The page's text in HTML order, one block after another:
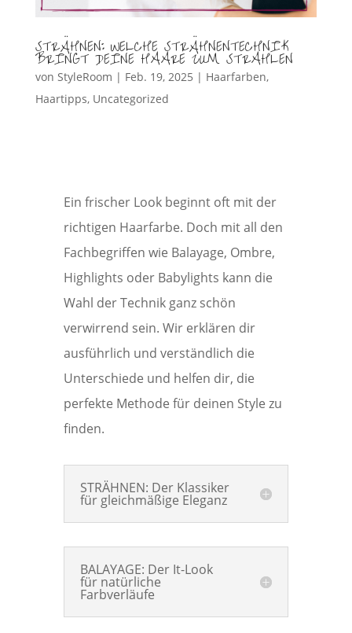
STRÄHNEN: WELCHE STRÄHNENTECHNIK
BRINGT DEINE HAARE ZUM STRAHLEN
von StyleRoom | Feb. 19, 2025 | Haarfarben,
Haartipps, Uncategorized
Ein frischer Look beginnt oft mit der
richtigen Haarfarbe. Doch mit all den
Fachbegriffen wie Balayage, Ombre,
Highlights oder Babylights kann die
Wahl der Technik ganz schön
verwirrend sein. Wir erklären dir
ausführlich und verständlich die
Unterschiede und helfen dir, die
perfekte Methode für deinen Style zu
finden.
STRÄHNEN: Der Klassiker
für gleichmäßige Eleganz
BALAYAGE: Der It-Look
für natürliche
Farbverläufe